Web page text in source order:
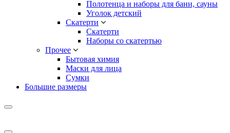
Полотенца и наборы для бани, сауны
Уголок детский
Скатерти
Скатерти
Наборы со скатертью
Прочее
Бытовая химия
Маски для лица
Сумки
Большие размеры